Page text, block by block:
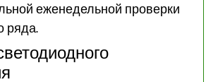
еженедельной проверки
ряда.